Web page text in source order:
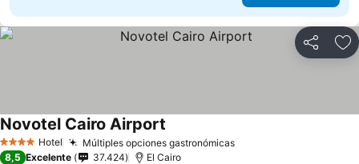
Compartir
4 EstrellasHotel Múltiples opciones gastronómicas
Novotel Cairo Airport
8,5 Excelente 37.424 El Cairo